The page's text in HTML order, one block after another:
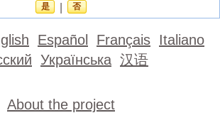
是 否
Español Français Italiano
Українська 汉语
About the project